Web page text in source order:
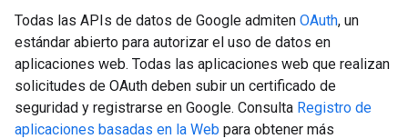
Todas las APIs de datos de Google admiten OAuth, un
estándar abierto para autorizar el uso de datos en
aplicaciones web. Todas las aplicaciones web que realizan
solicitudes de OAuth deben subir un certificado de
seguridad y registrarse en Google. Consulta Registro de
aplicaciones basadas en la Web para obtener más